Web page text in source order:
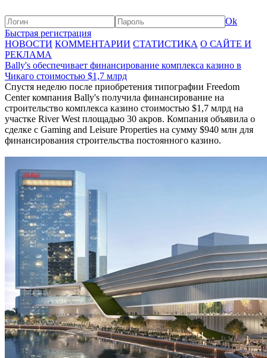
Ok
Быстрая регистрация
НОВОСТИ КОММЕНТАРИИ СТАТИСТИКА О САЙТЕ И
РЕКЛАМА
Bally's обеспечивает финансирование комплекса казино в
Чикаго стоимостью $1,7 млрд
Спустя неделю после приобретения типографии Freedom
Center компания Bally's получила финансирование на
строительство комплекса казино стоимостью $1,7 млрд на
участке River West площадью 30 акров. Компания объявила о
сделке с Gaming and Leisure Properties на сумму $940 млн для
финансирования строительства постоянного казино.